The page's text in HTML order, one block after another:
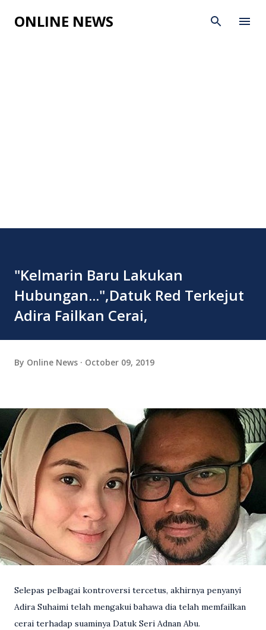
Skip to main content
ONLINE NEWS
"Kelmarin Baru Lakukan
Hubungan...",Datuk Red Terkejut
Adira Failkan Cerai,
By Online News October 09, 2019
Selepas pelbagai kontroversi tercetus, akhirnya penyanyi
Adira Suhaimi telah mengakui bahawa dia telah memfailkan
cerai terhadap suaminya Datuk Seri Adnan Abu.